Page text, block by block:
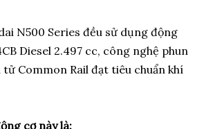
N500 Series đều sử dụng động
Diesel 2.497 cc, công nghệ phun
tử Common Rail đạt tiêu chuẩn khí
cơ này là: